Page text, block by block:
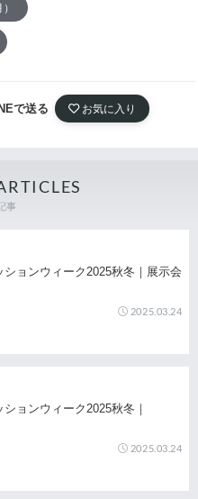
で送る お気に入り
事
ションウィーク2025秋冬｜展示会
2025.03.24
ションウィーク2025秋冬｜
2025.03.24